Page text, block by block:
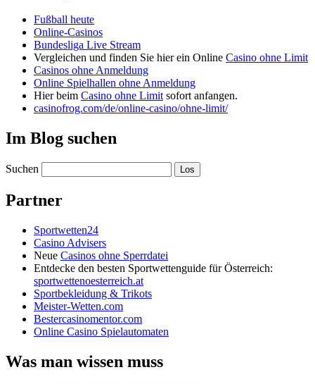
Fußball heute
Online-Casinos
Bundesliga Live Stream
Vergleichen und finden Sie hier ein Online Casino ohne Limit
Casinos ohne Anmeldung
Online Spielhallen ohne Anmeldung
Hier beim Casino ohne Limit sofort anfangen.
casinofrog.com/de/online-casino/ohne-limit/
Im Blog suchen
Suchen
Partner
Sportwetten24
Casino Advisers
Neue Casinos ohne Sperrdatei
Entdecke den besten Sportwettenguide für Österreich:
sportwettenoesterreich.at
Sportbekleidung & Trikots
Meister-Wetten.com
Bestercasinomentor.com
Online Casino Spielautomaten
Was man wissen muss